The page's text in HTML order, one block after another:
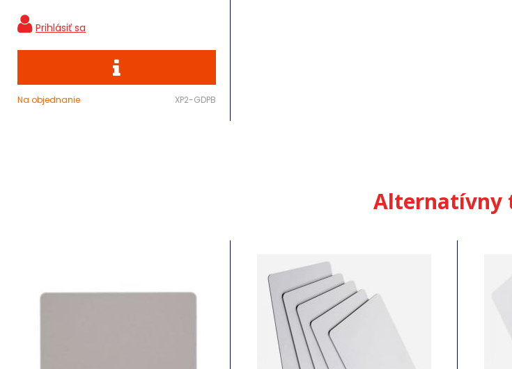
Na objednanie XP2-GDPB
Alternatívny